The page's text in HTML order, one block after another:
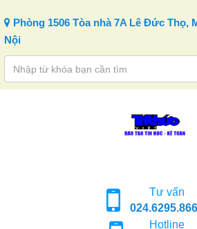
Phòng 1506 Tòa nhà 7A Lê Đức Thọ,
Nội
Tư vấn
Hotline